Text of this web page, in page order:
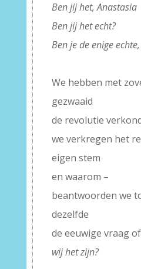
Ben jij het, Anastasia
Ben jij het echt?
Ben je de enige
We hebben met
gezwaaid
de revolutie
we verkregen het
eigen stem
en waarom –
beantwoorden we
dezelfde
de eeuwige vraag of
wij het zijn?